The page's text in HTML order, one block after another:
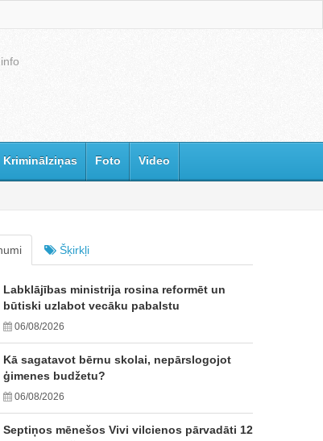
Kriminālziņas Foto Video
Šķirkļi
Labklājības ministrija rosina reformēt un
būtiski uzlabot vecāku pabalstu
06/08/2026
Kā sagatavot bērnu skolai, nepārslogojot
ģimenes budžetu?
06/08/2026
Septiņos mēnešos Vivi vilcienos pārvadāti 12